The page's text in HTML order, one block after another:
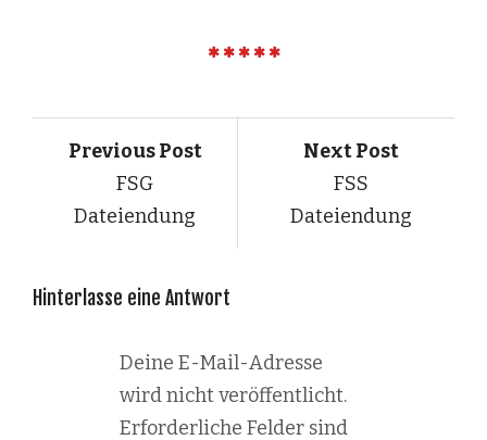
Previous Post
FSG
Dateiendung
Next Post
FSS
Dateiendung
Hinterlasse eine Antwort
Deine E-Mail-Adresse
wird nicht veröffentlicht.
Erforderliche Felder sind